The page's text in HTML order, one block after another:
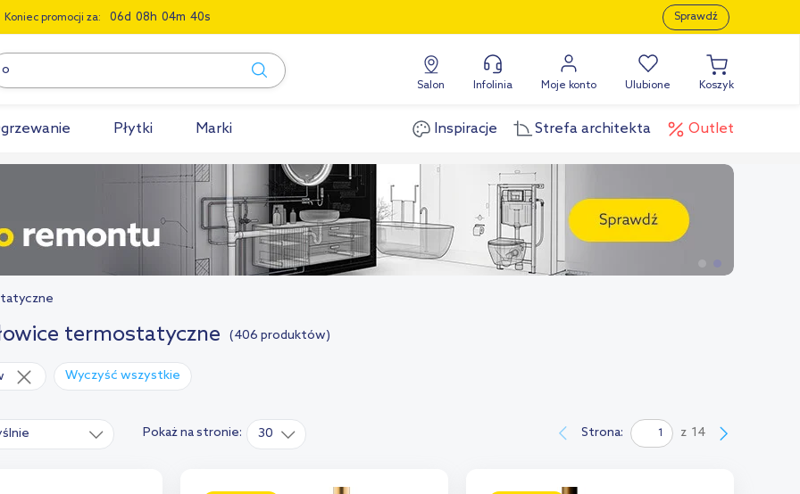
Koniec promocji za: 06 08 04 39 Sprawdź
Salon Infolinia Moje konto Ulubione Koszyk
Płytki Marki Inspiracje Strefa architekta Outlet
termostatyczne (406 produktów)
Wyczyść wszystkie
Pokaż na stronie: 30 Strona: z 14